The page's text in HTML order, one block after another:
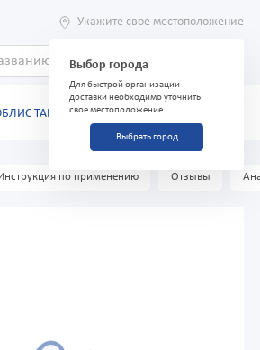
Укажите свое местоположение
Выбор города
Для быстрой организации
доставки необходимо уточнить
свое местоположение
Выбрать город
ТАБЛЕТКИ ДЛЯ РАССАСЫВАНИЯ 30
Инструкция по применению Отзывы